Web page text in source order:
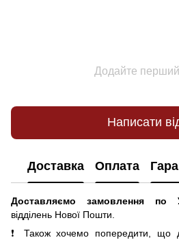
Додайте перший
Написати
Доставка Оплата
Доставляємо замовлення по
відділень Нової Пошти.
❗ Також хочемо попередити, що